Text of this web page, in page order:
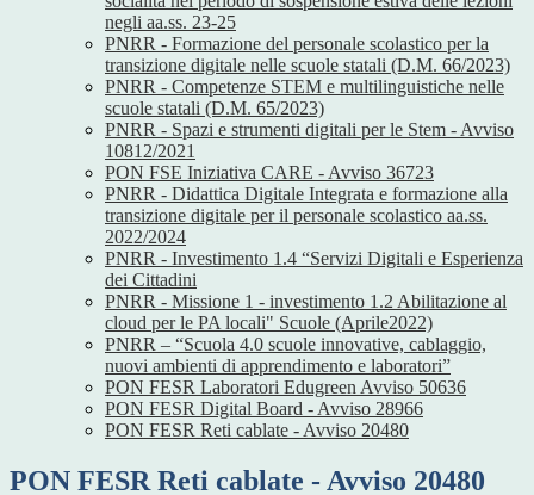
negli aa.ss. 23-25
PNRR - Formazione del personale scolastico per la
transizione digitale nelle scuole statali (D.M. 66/2023)
PNRR - Competenze STEM e multilinguistiche nelle
scuole statali (D.M. 65/2023)
PNRR - Spazi e strumenti digitali per le Stem - Avviso
10812/2021
PON FSE Iniziativa CARE - Avviso 36723
PNRR - Didattica Digitale Integrata e formazione alla
transizione digitale per il personale scolastico aa.ss.
2022/2024
PNRR - Investimento 1.4 “Servizi Digitali e Esperienza
dei Cittadini
PNRR - Missione 1 - investimento 1.2 Abilitazione al
cloud per le PA locali" Scuole (Aprile2022)
PNRR – “Scuola 4.0 scuole innovative, cablaggio,
nuovi ambienti di apprendimento e laboratori”
PON FESR Laboratori Edugreen Avviso 50636
PON FESR Digital Board - Avviso 28966
PON FESR Reti cablate - Avviso 20480
PON FESR Reti cablate - Avviso 20480